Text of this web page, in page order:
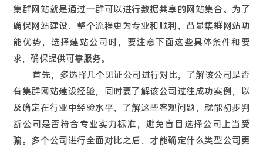
集群网站就是通过一群可以进行数据共享的网站集合。为了
确保网站建设，整个流程更为专业和顺利，凸显集群网站功
能优势，选择建站公司时，要注意下面这些具体条件和要
求，确保提供可靠服务。
首先，多选择几个见证公司进行对比，了解该公司是否
有集群网站建设经验，同时要了解该公司过往成功案例，以
及确定在行业中经验水平，了解这些客观问题，就能初步判
断公司是否符合专业实力标准，避免盲目选择公司上当受
骗。多个公司进行全面对比之后，才能确定什么类型公司更